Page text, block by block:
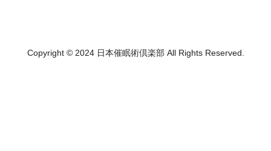
Copyright © 2024 日本催眠術倶楽部 All Rights Reserved.